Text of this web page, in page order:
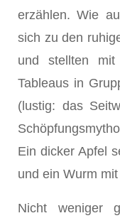
erzählen. Wie
sich zu den
und stellten mit
Tableaus in
(lustig: das
Ein dicker Apfel
und ein Wurm
Nicht weniger